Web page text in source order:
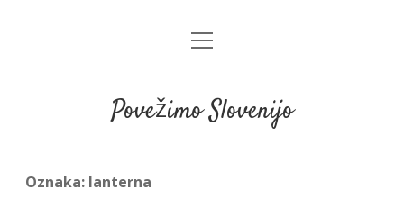
open
Povežimo Slovenijo
Oznaka: lanterna